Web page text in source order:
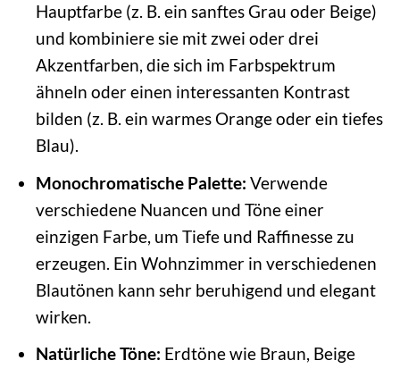
Hauptfarbe (z. B. ein sanftes Grau oder Beige)
und kombiniere sie mit zwei oder drei
Akzentfarben, die sich im Farbspektrum
ähneln oder einen interessanten Kontrast
bilden (z. B. ein warmes Orange oder ein tiefes
Blau).
Monochromatische Palette: Verwende
verschiedene Nuancen und Töne einer
einzigen Farbe, um Tiefe und Raffinesse zu
erzeugen. Ein Wohnzimmer in verschiedenen
Blautönen kann sehr beruhigend und elegant
wirken.
Natürliche Töne: Erdtöne wie Braun, Beige